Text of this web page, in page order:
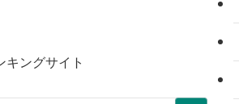
ングサイト